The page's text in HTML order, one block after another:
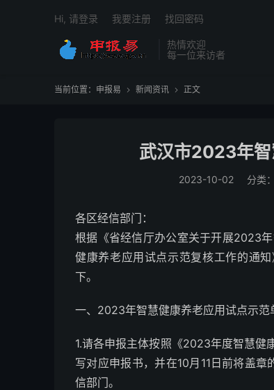
热情欢迎
每一位来访者
Hi, 请登录 我要注册 找回密码
当前位置： 申报易  新闻资讯  正文
武汉市2023年智
2023-10-02 分类：
各区经信部门：
根据《省经信厅办公室关于开展2023
健康养老应用试点示范复核工作的通
下。
一、2023年智慧健康养老应用试点示范
1.请各申报主体按照《2023年度智慧健
写对应申报书，并在10月11日前将盖
信部门。